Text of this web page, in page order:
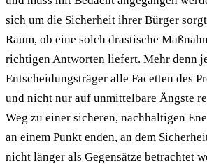
sich um die Sicherheit ihrer Bürger
Raum, ob eine solch drastische
richtigen Antworten liefert. Mehr denn
Entscheidungsträger alle Facetten des
und nicht nur auf unmittelbare Ängste
Weg zu einer sicheren, nachhaltigen
an einem Punkt enden, an dem
nicht länger als Gegensätze betrachtet